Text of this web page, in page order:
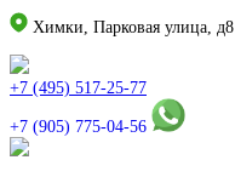
Химки, Парковая улица, д8
+7 (495) 517-25-77
+7 (905) 775-04-56